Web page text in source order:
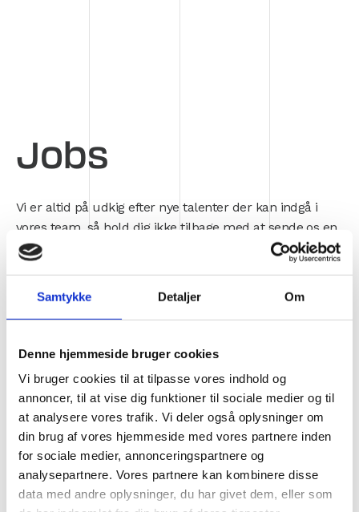
Samtykke Detaljer Om
Denne hjemmeside bruger cookies
Vi bruger cookies til at tilpasse vores indhold og
annoncer, til at vise dig funktioner til sociale medier og til
at analysere vores trafik. Vi deler også oplysninger om
din brug af vores hjemmeside med vores partnere inden
for sociale medier, annonceringspartnere og
analysepartnere. Vores partnere kan kombinere disse
data med andre oplysninger, du har givet dem, eller som
Jobs
Vi er altid på udkig efter nye talenter der kan indgå i
vores team, så hold dig ikke tilbage med at sende os en
ansøgning indenfor et af de tre nedenstående områder.